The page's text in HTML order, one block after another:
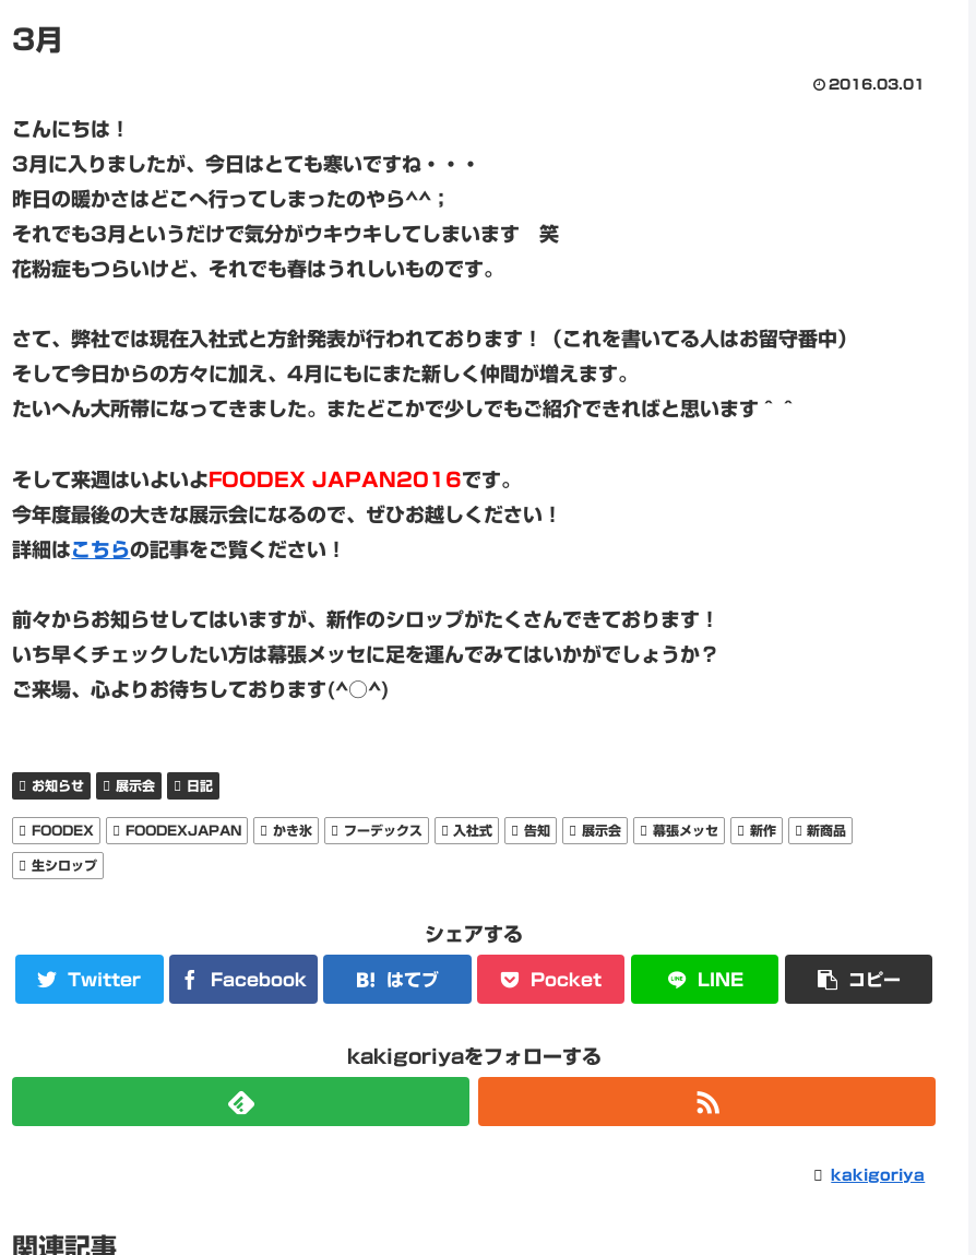
3月
2016.03.01
こんにちは！
3月に入りましたが、今日はとても寒いですね・・・
昨日の暖かさはどこへ行ってしまったのやら^^；
それでも3月というだけで気分がウキウキしてしまいます 笑
花粉症もつらいけど、それでも春はうれしいものです。
さて、弊社では現在入社式と方針発表が行われております！（これを書いてる人はお留守番中）
そして今日からの方々に加え、4月にもにまた新しく仲間が増えます。
たいへん大所帯になってきました。またどこかで少しでもご紹介できればと思います＾＾
そして来週はいよいよ FOODEX JAPAN2016です。
今年度最後の大きな展示会になるので、ぜひお越しください！
詳細はこちらの記事をご覧ください！
前々からお知らせしてはいますが、新作のシロップがたくさんできております！
いち早くチェックしたい方は幕張メッセに足を運んでみてはいかがでしょうか？
ご来場、心よりお待ちしております(^○^)
お知らせ 展示会 日記
FOODEX FOODEXJAPAN かき氷 フーデックス 入社式 告知 展示会 幕張メッセ 新作 新商品
生シロップ
シェアする
Twitter Facebook はてブ Pocket LINE コピー
kakigoriyaをフォローする
kakigoriya
関連記事